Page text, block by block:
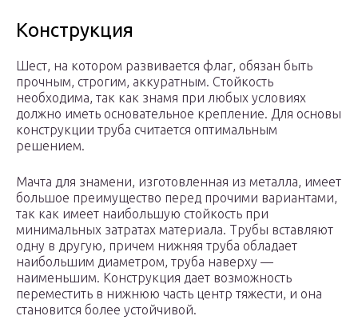
Конструкция
Шест, на котором развивается флаг, обязан быть
прочным, строгим, аккуратным. Стойкость
необходима, так как знамя при любых условиях
должно иметь основательное крепление. Для основы
конструкции труба считается оптимальным
решением.
Мачта для знамени, изготовленная из металла, имеет
большое преимущество перед прочими вариантами,
так как имеет наибольшую стойкость при
минимальных затратах материала. Трубы вставляют
одну в другую, причем нижняя труба обладает
наибольшим диаметром, труба наверху —
наименьшим. Конструкция дает возможность
переместить в нижнюю часть центр тяжести, и она
становится более устойчивой.